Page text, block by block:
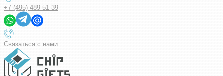
+7 (495) 489-51-39
Связаться с нами